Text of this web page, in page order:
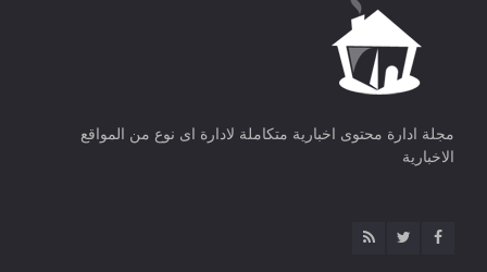
مجلة ادارة محتوى اخبارية متكاملة لادارة اى نوع من المواقع
الاخبارية